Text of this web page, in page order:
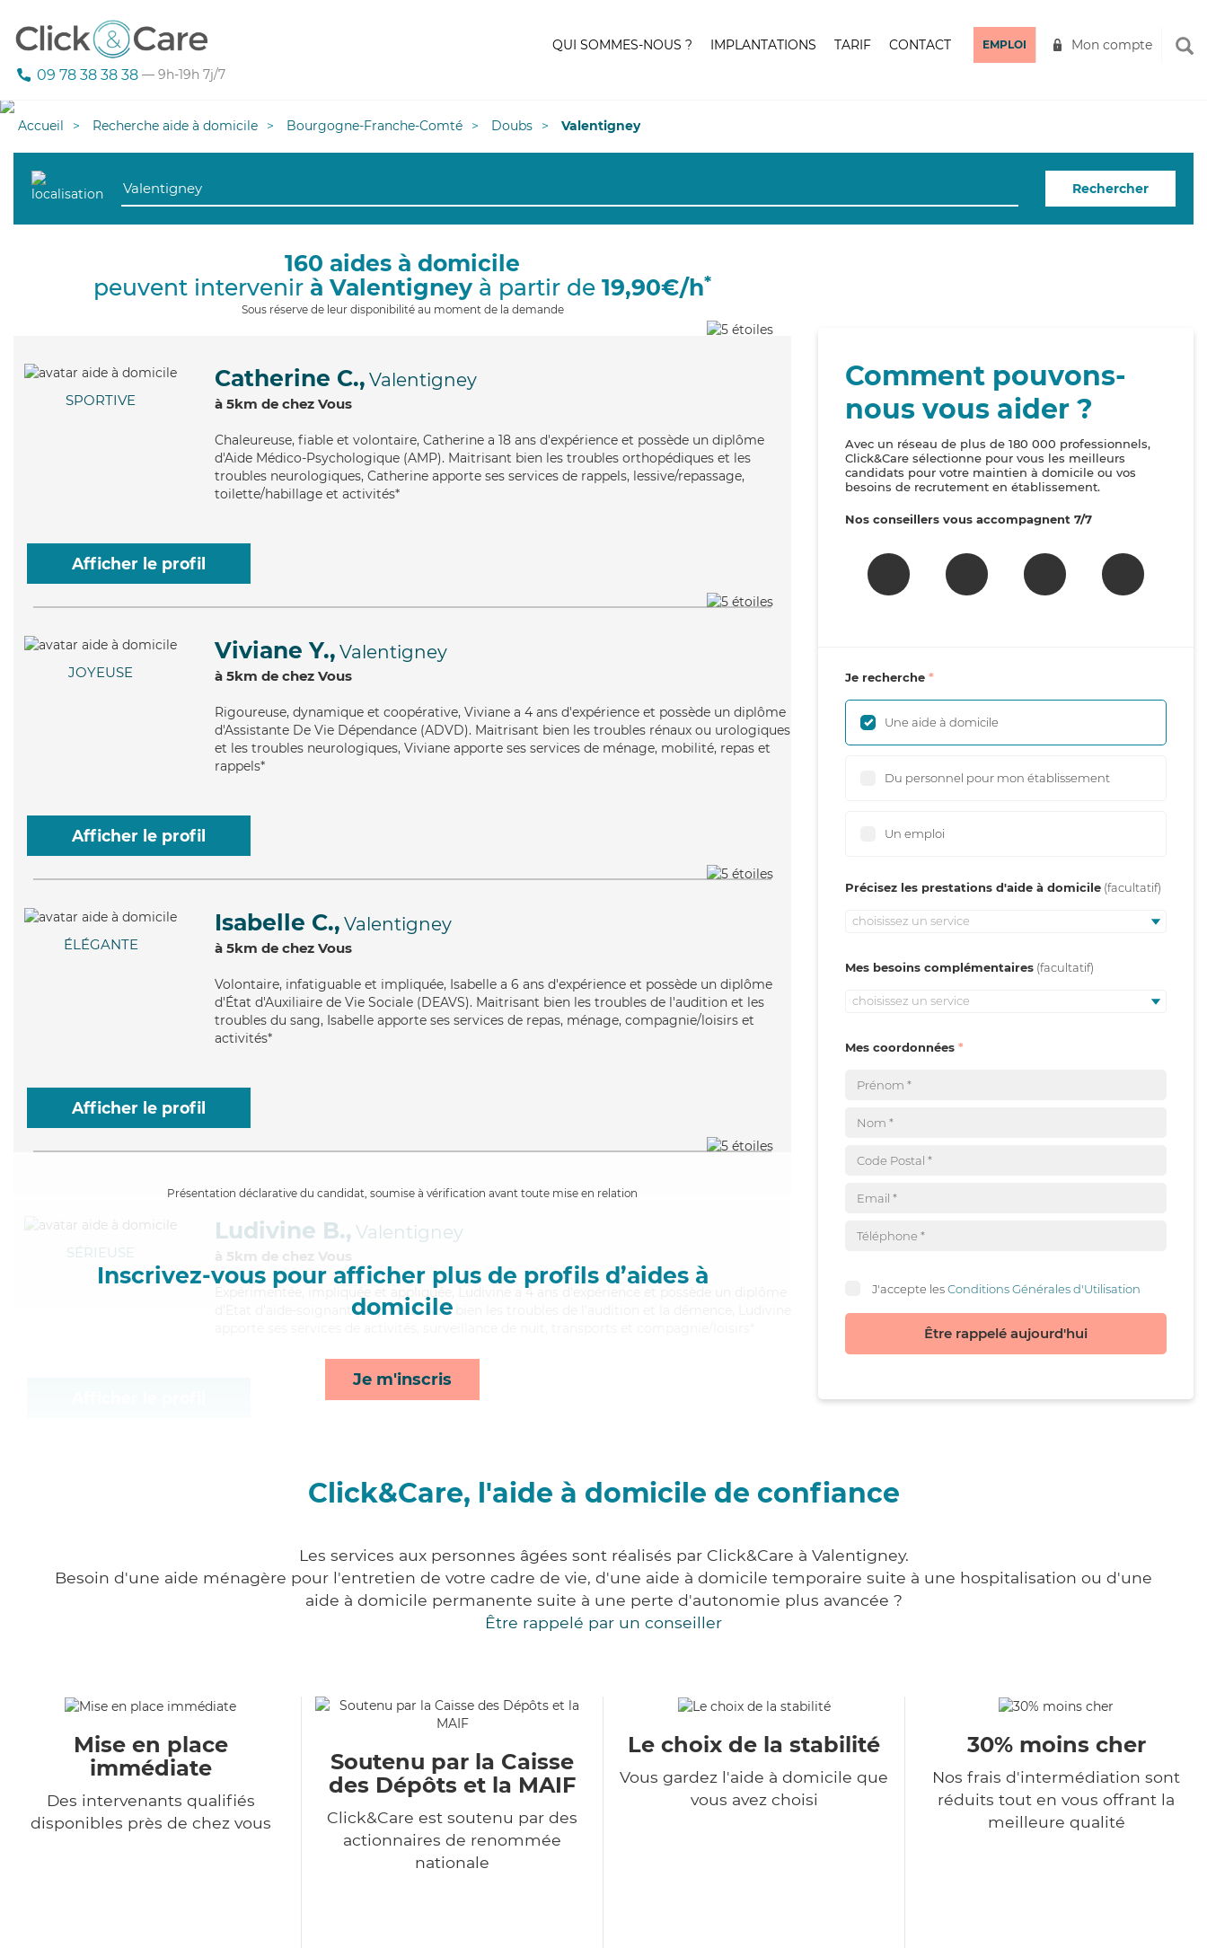
09 78 38 38 38 — 9h-19h 7j/7
QUI SOMMES-NOUS ? IMPLANTATIONS TARIF CONTACT EMPLOI Mon compte
Accueil Recherche aide à domicile Bourgogne-Franche-Comté Doubs Valentigney
Rechercher
160 aides à domicile
peuvent intervenir à Valentigney à partir de 19,90€/h*
Sous réserve de leur disponibilité au moment de la demande
SPORTIVE
Catherine C., Valentigney
à 5km de chez Vous
Chaleureuse, fiable et volontaire, Catherine a 18 ans d'expérience et possède un diplôme
d'Aide Médico-Psychologique (AMP). Maitrisant bien les troubles orthopédiques et les
troubles neurologiques, Catherine apporte ses services de rappels, lessive/repassage,
toilette/habillage et activités*
Afficher le profil
JOYEUSE
Viviane Y., Valentigney
à 5km de chez Vous
Rigoureuse, dynamique et coopérative, Viviane a 4 ans d'expérience et possède un diplôme
d'Assistante De Vie Dépendance (ADVD). Maitrisant bien les troubles rénaux ou urologiques
et les troubles neurologiques, Viviane apporte ses services de ménage, mobilité, repas et
rappels*
Afficher le profil
ÉLÉGANTE
Isabelle C., Valentigney
à 5km de chez Vous
Volontaire, infatiguable et impliquée, Isabelle a 6 ans d'expérience et possède un diplôme
d'État d'Auxiliaire de Vie Sociale (DEAVS). Maitrisant bien les troubles de l'audition et les
troubles du sang, Isabelle apporte ses services de repas, ménage, compagnie/loisirs et
activités*
Afficher le profil
Présentation déclarative du candidat, soumise à vérification avant toute mise en relation
Inscrivez-vous pour afficher plus de profils d’aides à
domicile
Je m'inscris
SÉRIEUSE
Ludivine B., Valentigney
à 5km de chez Vous
Expérimentée
, impliquée et appliquée, Ludivine a 4 ans d'expérience et possède un diplôme
d'Etat d'aide-soignant (AS). Maitrisant bien les troubles de l'audition et la démence, Ludivine
Comment pouvons-
nous vous aider ?
Avec un réseau de plus de 180 000 professionnels,
Click&Care sélectionne pour vous les meilleurs
candidats pour votre maintien à domicile ou vos
besoins de recrutement en établissement.
Nos conseillers vous accompagnent 7/7
Je recherche
Une aide à domicile
Du personnel pour mon établissement
Un emploi
Précisez les prestations d'aide à domicile
choisissez un service
Mes besoins complémentaires
choisissez un service
Mes coordonnées
J'accepte lesConditions Générales d'Utilisation
Être rappelé aujourd'hui
Click&Care, l'aide à domicile de confiance
Les services aux personnes âgées sont réalisés par Click&Care à Valentigney.
Besoin d'une aide ménagère pour l'entretien de votre cadre de vie, d'une aide à domicile temporaire suite à une hospitalisation ou d'une
aide à domicile permanente suite à une perte d'autonomie plus avancée ?
Être rappelé par un conseiller
Mise en place
immédiate
Des intervenants qualifiés
disponibles près de chez vous
Soutenu par la Caisse
des Dépôts et la MAIF
Click&Care est soutenu par des
actionnaires de renommée
nationale
Le choix de la stabilité
Vous gardez l'aide à domicile que
vous avez choisi
30% moins cher
Nos frais d'intermédiation sont
réduits tout en vous offrant la
meilleure qualité